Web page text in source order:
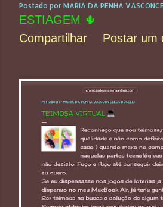
Postado por MARIA DA PENHA
ESTIAGEM 🌵
Compartilhar
Postar um